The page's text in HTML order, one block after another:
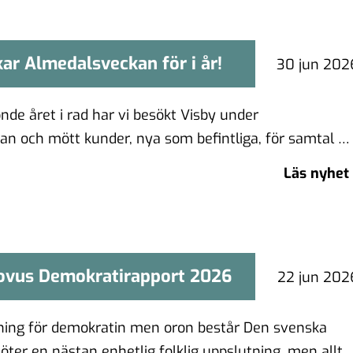
Almedalsveckan för i år! 30 jun
Almedalsveckan för i år!
året i rad har vi besökt Visby under
och mött kunder, nya som befintliga, för samtal …
Läs nyhet
Demokratirapport 2026 22 jun
Demokratirapport 2026
för demokratin men oron består Den svenska